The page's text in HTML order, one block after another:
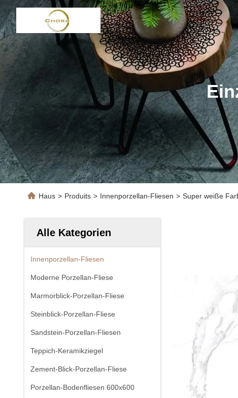
Haus > Produits > Innenporzellan-Fliesen > Super weiße
Alle Kategorien
Innenporzellan-Fliesen
Moderne Porzellan-Fliese
Marmorblick-Porzellan-Fliese
Steinblick-Porzellan-Fliese
Sandstein-Porzellan-Fliesen
Teppich-Keramikziegel
Zement-Blick-Porzellan-Fliese
Porzellan-Bodenfliesen 600x600